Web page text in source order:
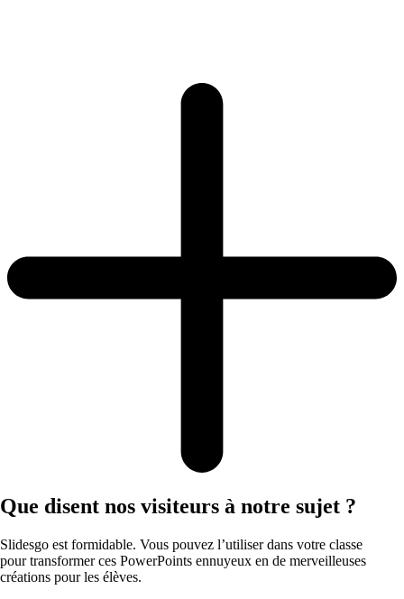
Que disent nos visiteurs à notre sujet ?
Slidesgo est formidable. Vous pouvez l’utiliser dans votre classe
pour transformer ces PowerPoints ennuyeux en de merveilleuses
créations pour les élèves.